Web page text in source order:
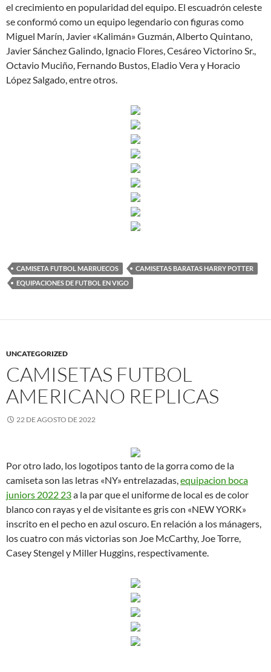
el crecimiento en popularidad del equipo. El escuadrón celeste
se conformó como un equipo legendario con figuras como
Miguel Marín, Javier «Kalimán» Guzmán, Alberto Quintano,
Javier Sánchez Galindo, Ignacio Flores, Cesáreo Victorino Sr.,
Octavio Muciño, Fernando Bustos, Eladio Vera y Horacio
López Salgado, entre otros.
CAMISETA FUTBOL MARRUECOS
CAMISETAS BARATAS HARRY POTTER
EQUIPACIONES DE FUTBOL EN VIGO
UNCATEGORIZED
CAMISETAS FUTBOL
AMERICANO REPLICAS
22 DE AGOSTO DE 2022
Por otro lado, los logotipos tanto de la gorra como de la
camiseta son las letras «NY» entrelazadas,equipacion boca
juniors 2022 23a la par que el uniforme de local es de color
blanco con rayas y el de visitante es gris con «NEW YORK»
inscrito en el pecho en azul oscuro. En relación a los mánagers,
los cuatro con más victorias son Joe McCarthy, Joe Torre,
Casey Stengel y Miller Huggins, respectivamente.